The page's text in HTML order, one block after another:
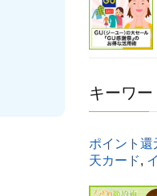
キーワ
ポイント還
天カード,